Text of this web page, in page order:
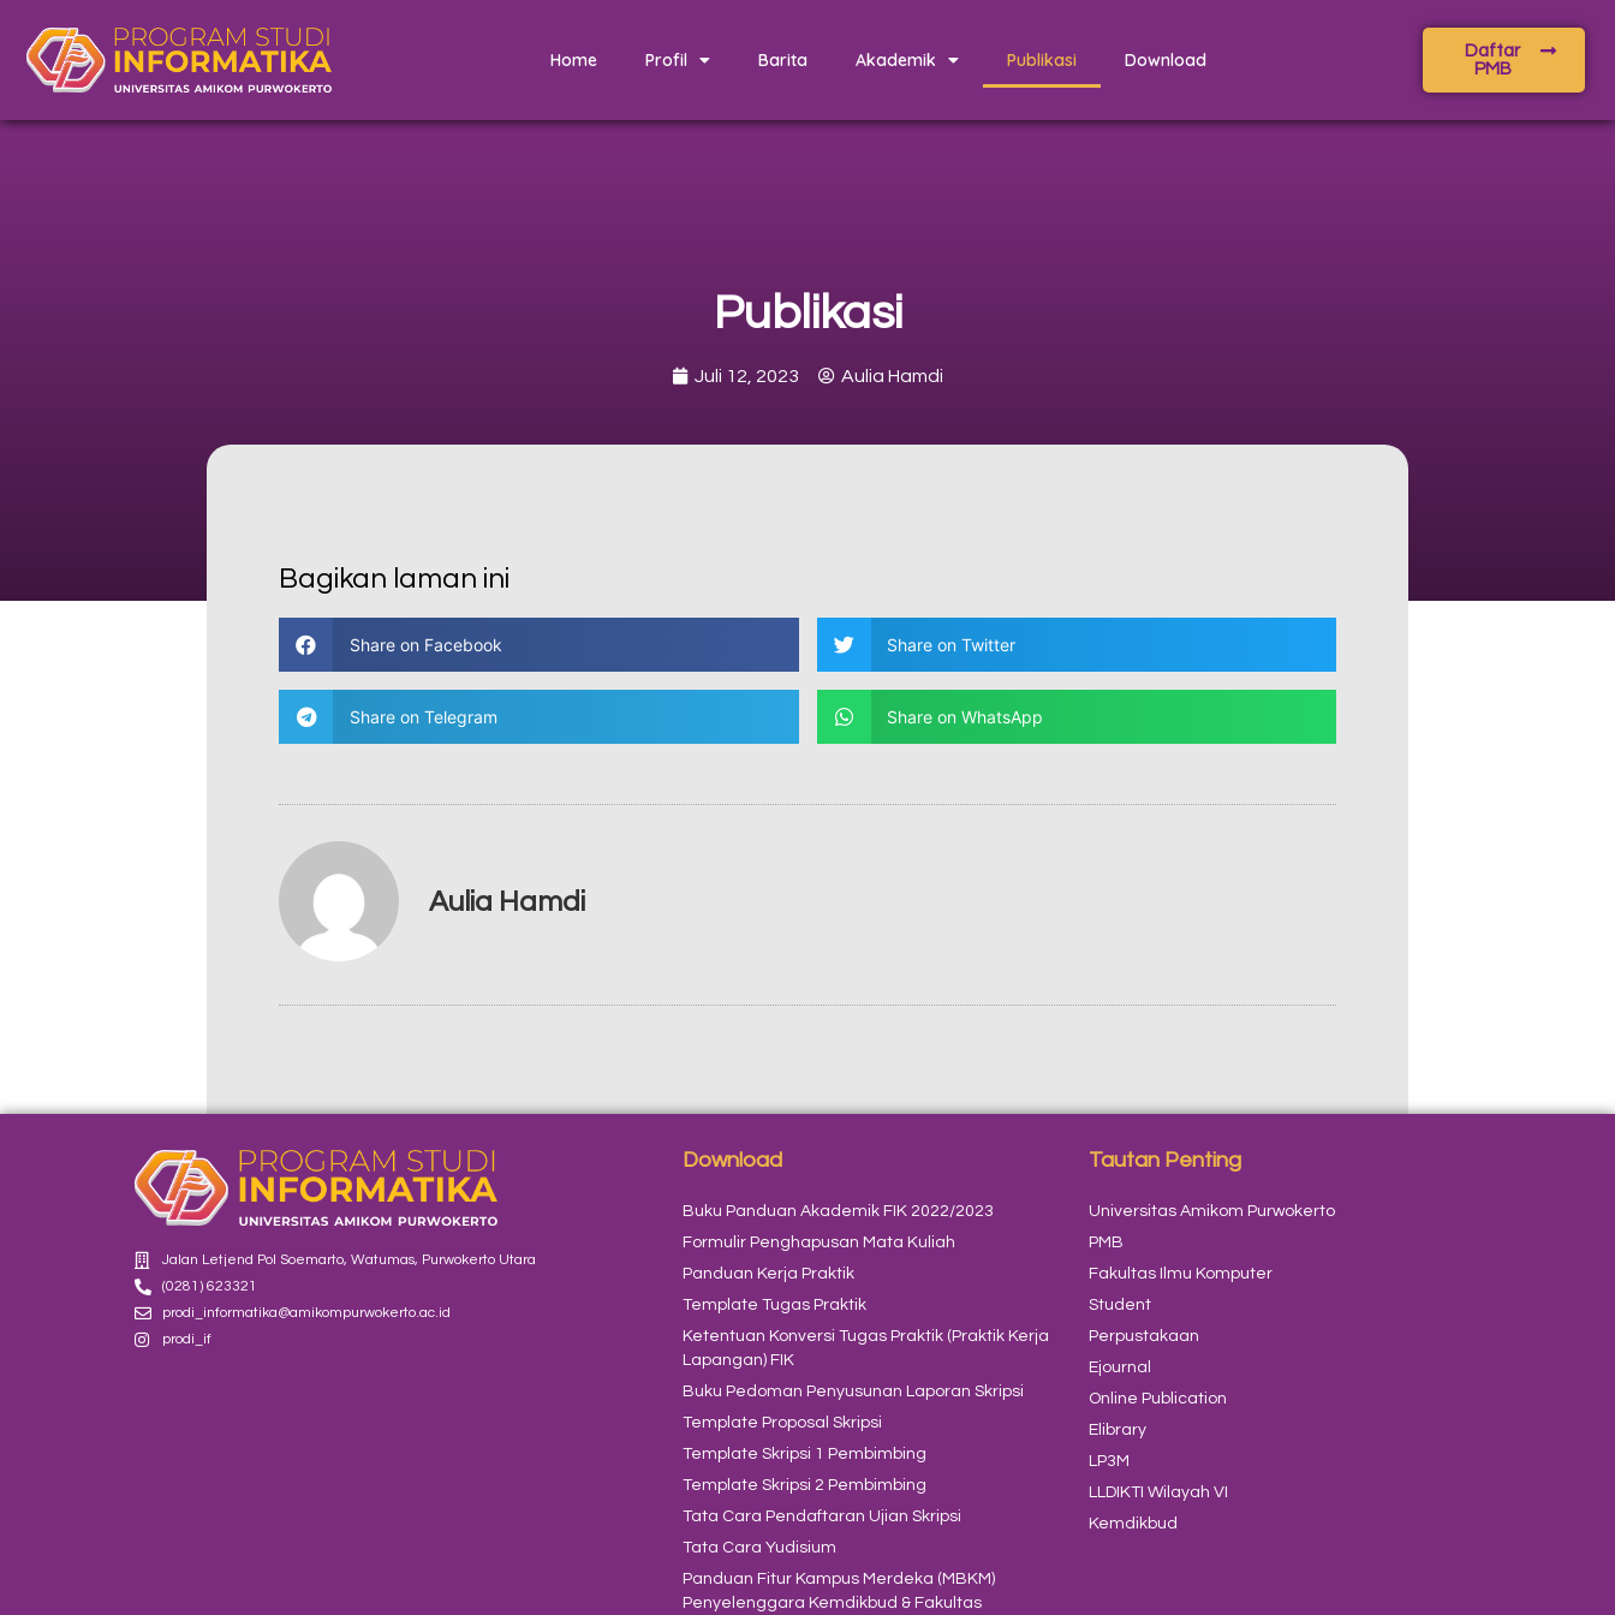
Home Profil Barita Akademik Publikasi Download
Daftar
PMB
Publikasi
Juli 12, 2023 Aulia Hamdi
Bagikan laman ini
Share on Facebook Share on Twitter
Share on Telegram Share on WhatsApp
Aulia Hamdi
Jalan Letjend Pol Soemarto, Watumas, Purwokerto Utara
(0281) 623321
prodi_informatika@amikompurwokerto.ac.id
prodi_if
Download
Buku Panduan Akademik FIK 2022/2023
Formulir Penghapusan Mata Kuliah
Panduan Kerja Praktik
Template Tugas Praktik
Ketentuan Konversi Tugas Praktik (Praktik Kerja
Lapangan) FIK
Buku Pedoman Penyusunan Laporan Skripsi
Template Proposal Skripsi
Template Skripsi 1 Pembimbing
Template Skripsi 2 Pembimbing
Tata Cara Pendaftaran Ujian Skripsi
Tata Cara Yudisium
Panduan Fitur Kampus Merdeka (MBKM)
Penyelenggara Kemdikbud & Fakultas
Tautan Penting
Universitas Amikom Purwokerto
PMB
Fakultas Ilmu Komputer
Student
Perpustakaan
Ejournal
Online Publication
Elibrary
LP3M
LLDIKTI Wilayah VI
Kemdikbud